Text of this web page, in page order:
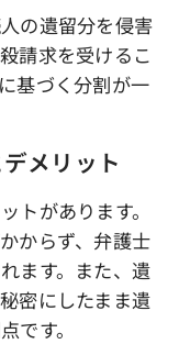
の遺留分を侵害
請求を受けるこ
基づく分割が一
メリット
トがあります。
からず、弁護士
ます。また、遺
密にしたまま遺
です。